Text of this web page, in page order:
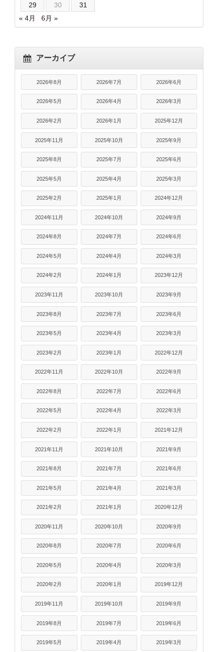
29
30
31
« 4月
6月 »
アーカイブ
2026年8月 2026年7月 2026年6月
2026年5月 2026年4月 2026年3月
2026年2月 2026年1月 2025年12月
2025年11月 2025年10月 2025年9月
2025年8月 2025年7月 2025年6月
2025年5月 2025年4月 2025年3月
2025年2月 2025年1月 2024年12月
2024年11月 2024年10月 2024年9月
2024年8月 2024年7月 2024年6月
2024年5月 2024年4月 2024年3月
2024年2月 2024年1月 2023年12月
2023年11月 2023年10月 2023年9月
2023年8月 2023年7月 2023年6月
2023年5月 2023年4月 2023年3月
2023年2月 2023年1月 2022年12月
2022年11月 2022年10月 2022年9月
2022年8月 2022年7月 2022年6月
2022年5月 2022年4月 2022年3月
2022年2月 2022年1月 2021年12月
2021年11月 2021年10月 2021年9月
2021年8月 2021年7月 2021年6月
2021年5月 2021年4月 2021年3月
2021年2月 2021年1月 2020年12月
2020年11月 2020年10月 2020年9月
2020年8月 2020年7月 2020年6月
2020年5月 2020年4月 2020年3月
2020年2月 2020年1月 2019年12月
2019年11月 2019年10月 2019年9月
2019年8月 2019年7月 2019年6月
2019年5月 2019年4月 2019年3月